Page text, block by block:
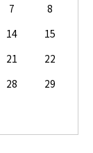
7
8
14
15
21
22
28
29